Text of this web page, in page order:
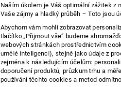
Naším úkolem je Váš optimální zážitek z
Vaše zájmy a hladký průběh – Toto jsou
Abychom vám mohli zobrazovat
tlačítko „Přijmout vše“ budeme
webových stránkách prostřednictvím
umělé inteligenci), stejně jako údaje z
zejména k následujícím účelům:
doporučení produktů, průzkum trhu a
používání těchto cookies a metod